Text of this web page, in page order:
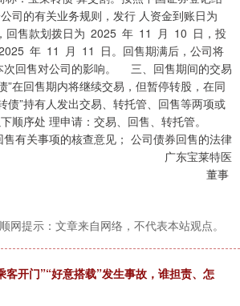
司的有关业务规则，发行 人资金到账日为
售款划拨日为 2025 年 11 月 10 日，投
年 11 月 11 日。回售期满后，公司将
次回售对公司的影响。 三、回售期间的交易
在回售期内将继续交易，但暂停转股，在同
债”持有人发出交易、转托管、回售等两项或
顺序处 理申请：交易、回售、转托管。
有关事项的核查意见； 公司债券回售的法律
公告。 广东宝莱特医
份有限公司 董事
网提示：文章来自网络，不代表本站观点。
客开门”“好意搭载”发生事故，谁担责、怎